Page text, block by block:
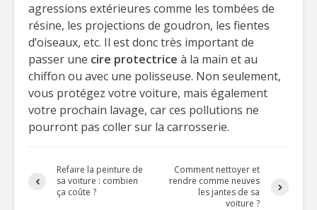
agressions extérieures comme les tombées de
résine, les projections de goudron, les fientes
d’oiseaux, etc. Il est donc très important de
passer une cire protectrice à la main et au
chiffon ou avec une polisseuse. Non seulement,
vous protégez votre voiture, mais également
votre prochain lavage, car ces pollutions ne
pourront pas coller sur la carrosserie.
Refaire la peinture de
sa voiture : combien
ça coûte ?
Comment nettoyer et
rendre comme neuves
les jantes de sa
voiture ?